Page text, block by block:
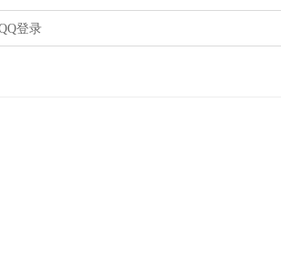
登录